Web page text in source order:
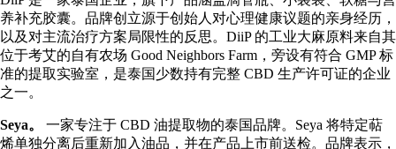
养补充胶囊。品牌创立源于创始人对心理健康议题的亲身经历，
以及对主流治疗方案局限性的反思。DiiP 的工业大麻原料来自其
位于考艾的自有农场 Good Neighbors Farm，旁设有符合 GMP 标
准的提取实验室，是泰国少数持有完整 CBD 生产许可证的企业
之一。
Seya。
一家专注于 CBD 油提取物的泰国品牌。Seya 将特定萜
烯单独分离后重新加入油品，并在产品上市前送检。品牌表示，